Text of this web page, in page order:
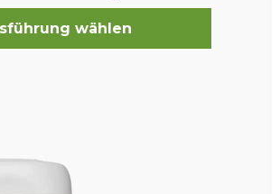
wählen